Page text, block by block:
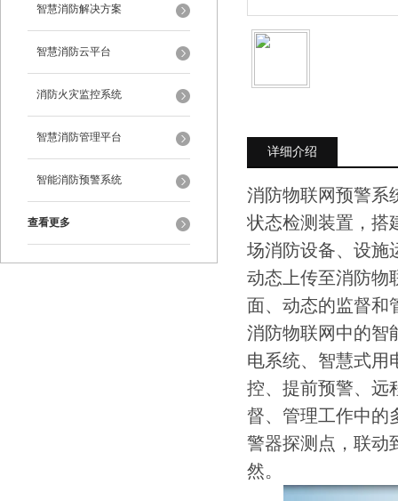
智慧消防解决方案
智慧消防云平台
消防火灾监控系统
智慧消防管理平台
智能消防预警系统
查看更多
详细介绍
消防物联网预警系
状态检测装置，搭
场消防设备、设施
动态上传至消防物
面、动态的监督和
消防物联网中的智
电系统、智慧式用
控、提前预警、远
督、管理工作中的
警器探测点，联动
然。